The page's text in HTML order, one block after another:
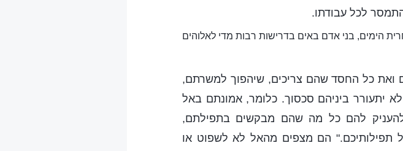
לכל עבודתו.
הימים, בני אדם באים בדרישות רבות מדי לאלוהים
ואת כל החסד שהם צריכים, שיהפוך למשרתם,
לא יתעורר ביניהם סכסוך. כלומר, אמונתם באל
להם כל מה שהם מבקשים בתפילתם,
תפילותיכם." הם מצפים מהאל לא לשפוט או